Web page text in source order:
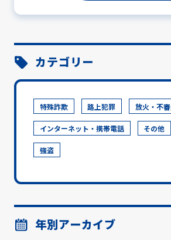
カテゴリー
特殊詐欺 路上犯罪 放火・不
インターネット・携帯電話 その他
強盗
年別アーカイブ